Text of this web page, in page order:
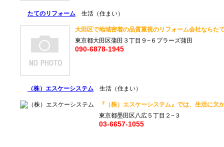
たてのリフォーム 生活（住まい）
大田区で地域密着の品質重視のリフォーム会社ならた
東京都大田区蒲田３丁目９−６プラーズ蒲田
090-6878-1945
（株）エスケーシステム 生活（住まい）
『（株）エスケーシステム』では、生活に欠
東京都墨田区八広５丁目２−３
03-6657-1055